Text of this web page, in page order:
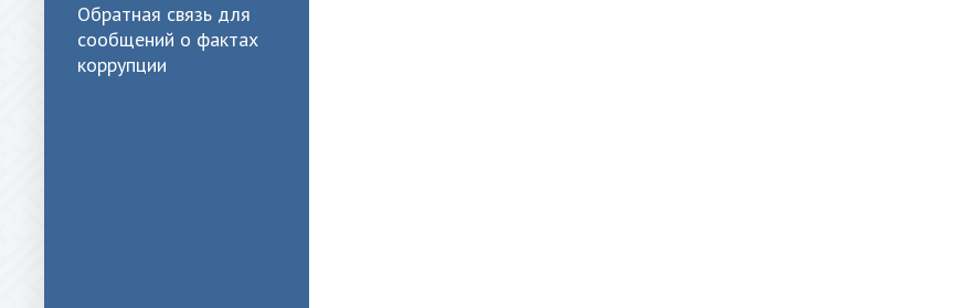
Обратная связь для
сообщений о фактах
коррупции